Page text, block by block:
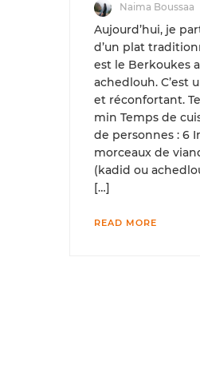
Naima Boussaa
Aujourd’hui, je
d’un plat
est le Berkoukes
achedlouh. C’est
et réconfortant.
min Temps de
de personnes : 6
morceaux de
(kadid ou
[…]
READ MORE